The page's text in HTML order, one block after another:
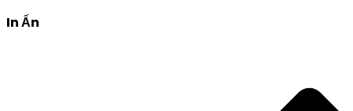
In Ấn